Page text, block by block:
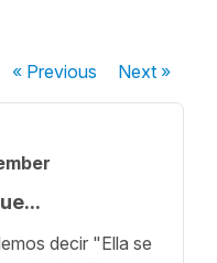
« Previous Next»
decir "Ella se